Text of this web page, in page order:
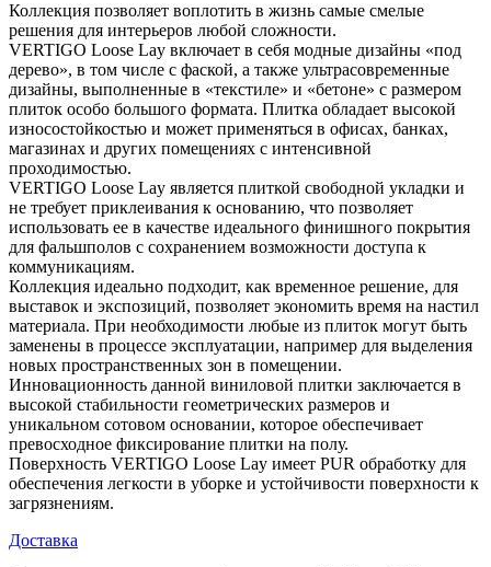
Коллекция позволяет воплотить в жизнь самые смелые
решения для интерьеров любой сложности.
VERTIGO Loose Lay включает в себя модные дизайны «под
дерево», в том числе с фаской, а также ультрасовременные
дизайны, выполненные в «текстиле» и «бетоне» с размером
плиток особо большого формата. Плитка обладает высокой
износостойкостью и может применяться в офисах, банках,
магазинах и других помещениях с интенсивной
проходимостью.
VERTIGO Loose Lay является плиткой свободной укладки и
не требует приклеивания к основанию, что позволяет
использовать ее в качестве идеального финишного покрытия
для фальшполов с сохранением возможности доступа к
коммуникациям.
Коллекция идеально подходит, как временное решение, для
выставок и экспозиций, позволяет экономить время на настил
материала. При необходимости любые из плиток могут быть
заменены в процессе эксплуатации, например для выделения
новых пространственных зон в помещении.
Инновационность данной виниловой плитки заключается в
высокой стабильности геометрических размеров и
уникальном сотовом основании, которое обеспечивает
превосходное фиксирование плитки на полу.
Поверхность VERTIGO Loose Lay имеет PUR обработку для
обеспечения легкости в уборке и устойчивости поверхности к
загрязнениям.
Доставка